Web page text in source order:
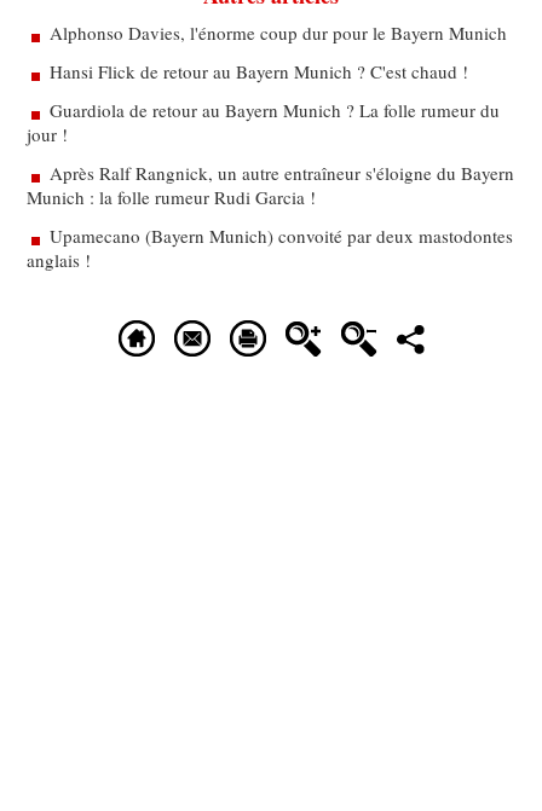
Alphonso Davies, l'énorme coup dur pour le Bayern Munich
Hansi Flick de retour au Bayern Munich ? C'est chaud !
Guardiola de retour au Bayern Munich ? La folle rumeur du
jour !
Après Ralf Rangnick, un autre entraîneur s'éloigne du Bayern
Munich : la folle rumeur Rudi Garcia !
Upamecano (Bayern Munich) convoité par deux mastodontes
anglais !